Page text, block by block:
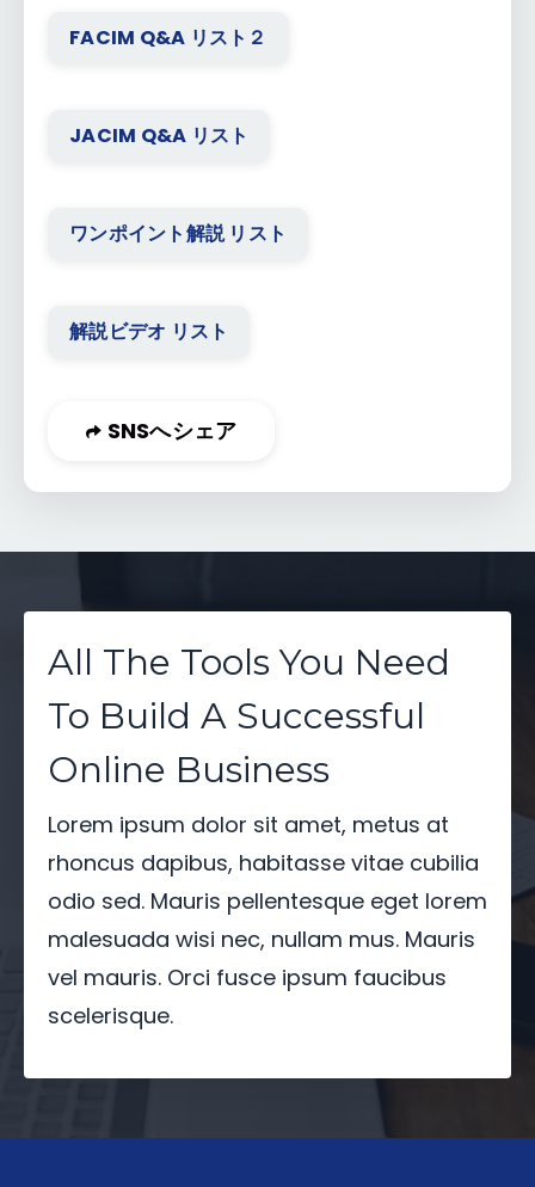
FACIM Q&A リスト２
JACIM Q&A リスト
ワンポイント解説 リスト
解説ビデオ リスト
SNSへシェア
All The Tools You Need
To Build A Successful
Online Business
Lorem ipsum dolor sit amet, metus at
rhoncus dapibus, habitasse vitae cubilia
odio sed. Mauris pellentesque eget lorem
malesuada wisi nec, nullam mus. Mauris
vel mauris. Orci fusce ipsum faucibus
scelerisque.